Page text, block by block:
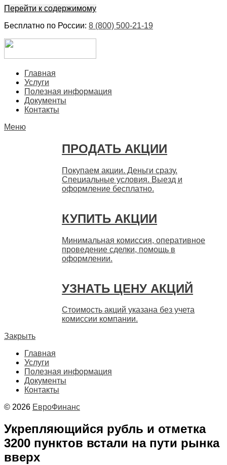
Перейти к содержимому
Бесплатно по России: 8 (800) 500-21-19
БыстроГлавная
Услуги
Полезная информация
Документы
Контакты
Меню
ПРОДАТЬ АКЦИИ
Покупаем акции. Деньги сразу.
Специальные условия. Выезд и
оформление бесплатно.
КУПИТЬ АКЦИИ
Минимальная комиссия, оперативное
проведение сделки, помощь в
оформлении.
УЗНАТЬ ЦЕНУ АКЦИЙ
Стоимость акций указана без учета
комиссии компании.
Закрыть
Главная
Услуги
Полезная информация
Документы
Контакты
© 2026 ЕвроФинанс
Укрепляющийся рубль и отметка
3200 пунктов встали на пути рынка
вверх